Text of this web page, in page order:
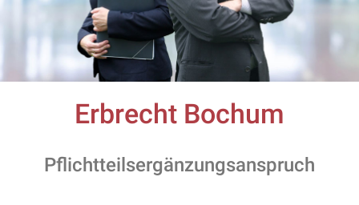
Erbrecht Bochum
Pflichtteilsergänzungsanspruch